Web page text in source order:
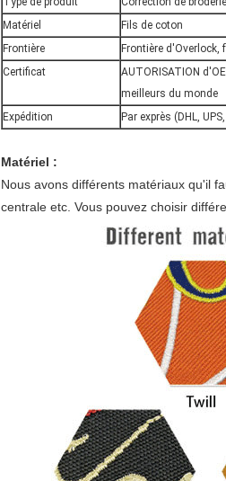
Matériel
Fils de coton
Frontière
Frontière d'Overlock,
Certificat
AUTORISATION
meilleurs du monde
Expédition
Par exprès (DHL,
Matériel :
Nous avons différents matériaux qu'il
centrale etc. Vous pouvez choisir